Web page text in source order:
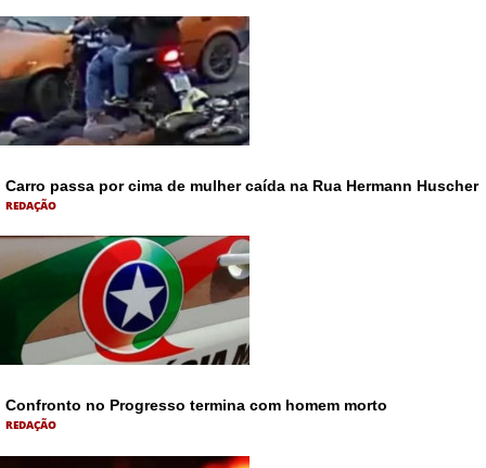
Carro passa por cima de mulher caída na Rua Hermann Huscher
REDAÇÃO
Confronto no Progresso termina com homem morto
REDAÇÃO